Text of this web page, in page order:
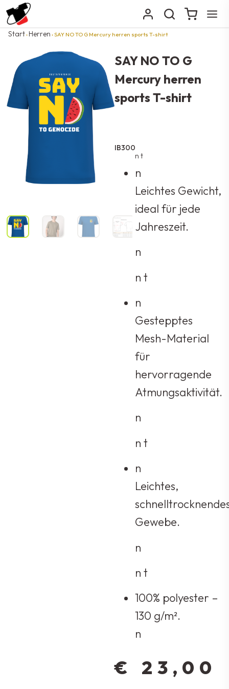
Start› Herren › SAY NO TO G Mercury herren sports T-shirt
SAY NO TO G
Mercury herren
sports T-shirt
IB300
n t
n
Leichtes Gewicht,
ideal für jede
Jahreszeit.
n
n t
n
Gestepptes
Mesh-Material
für
hervorragende
Atmungsaktivität.
n
n t
n
Leichtes,
Gewebe.
n
n t
100% polyester –
130 g/m².
n
€ 23,00